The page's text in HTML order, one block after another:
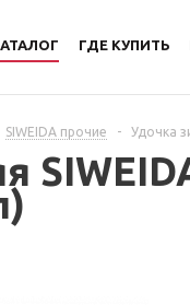
ГДЕ КУПИТЬ
SIWEIDA прочие - Удочка